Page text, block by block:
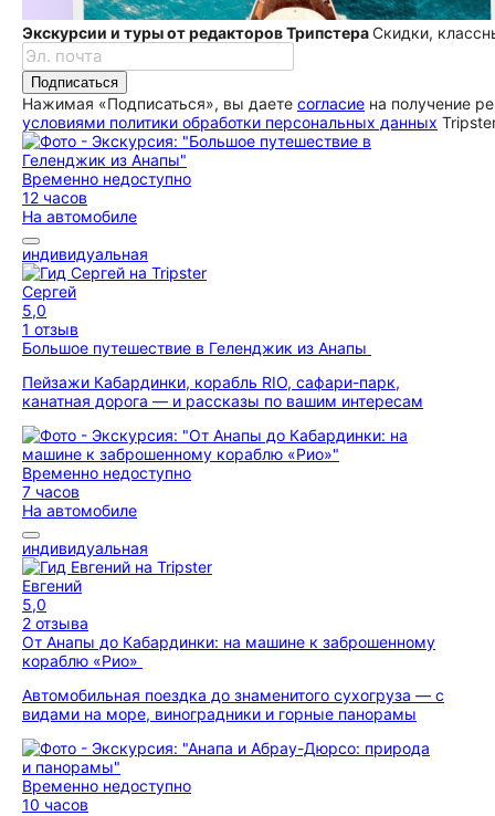
Экскурсии и туры от редакторов ТрипстераСкидки,
Подписаться
Нажимая «Подписаться», вы даете согласие на получение
условиями политики обработки персональных данных
Временно недоступно
12 часов
На автомобиле
индивидуальная
Сергей
5,0
1 отзыв
Большое путешествие в Геленджик из Анапы
Пейзажи Кабардинки, корабль RIO, сафари-парк,
канатная дорога — и рассказы по вашим интересам
Временно недоступно
7 часов
На автомобиле
индивидуальная
Евгений
5,0
2 отзыва
От Анапы до Кабардинки: на машине к заброшенному
кораблю «Рио»
Автомобильная поездка до знаменитого сухогруза — с
видами на море, виноградники и горные панорамы
Временно недоступно
10 часов